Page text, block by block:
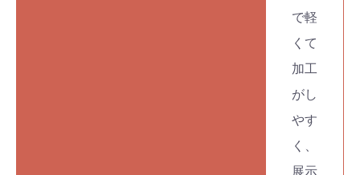
で軽
くて
加工
がし
やす
く、
展示